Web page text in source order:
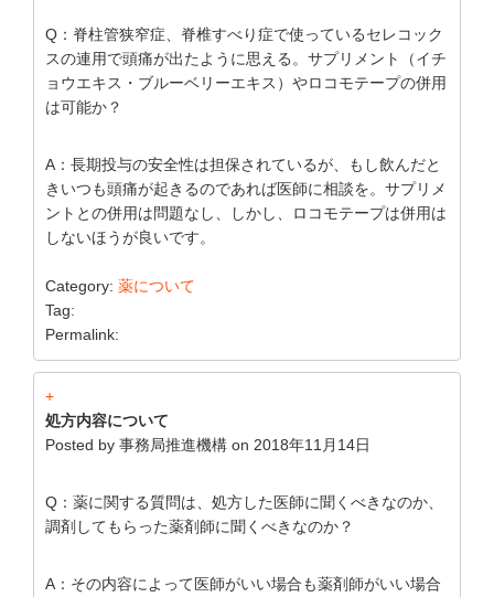
Q：脊柱管狭窄症、脊椎すべり症で使っているセレコック
スの連用で頭痛が出たように思える。サプリメント（イチ
ョウエキス・ブルーベリーエキス）やロコモテープの併用
は可能か？
A：長期投与の安全性は担保されているが、もし飲んだと
きいつも頭痛が起きるのであれば医師に相談を。サプリメ
ントとの併用は問題なし、しかし、ロコモテープは併用は
しないほうが良いです。
Category: 薬について
Tag:
Permalink:
+
処方内容について
Posted by 事務局推進機構 on 2018年11月14日
Q：薬に関する質問は、処方した医師に聞くべきなのか、
調剤してもらった薬剤師に聞くべきなのか？
A：その内容によって医師がいい場合も薬剤師がいい場合